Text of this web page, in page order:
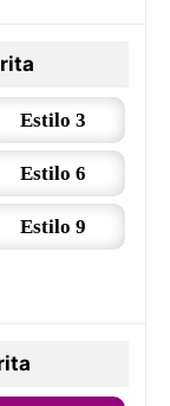
Estilo 3
Estilo 6
Estilo 9